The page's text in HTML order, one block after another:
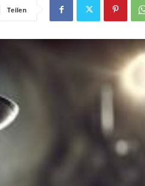
Teilen